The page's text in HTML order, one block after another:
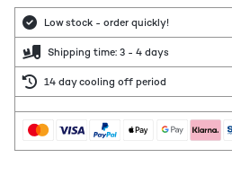
Low stock - order quickly!
Shipping time: 3 - 4 days
14 day cooling off period